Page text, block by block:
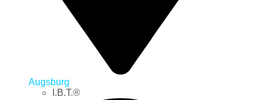
Augsburg
I.B.T.®